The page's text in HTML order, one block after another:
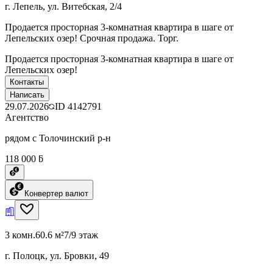
г. Лепель, ул. Витебская, 2/4
Продается просторная 3-комнатная квартира в шаге от
Лепельских озер! Срочная продажа. Торг.
Продается просторная 3-комнатная квартира в шаге от
Лепельских озер!
Контакты
Написать
29.07.2026 ID 4142791
Агентство
рядом с Толочинский р-н
118 000 ƃ
Конвертер валют
3 комн.60.6 м²7/9 этаж
г. Полоцк, ул. Бровки, 49